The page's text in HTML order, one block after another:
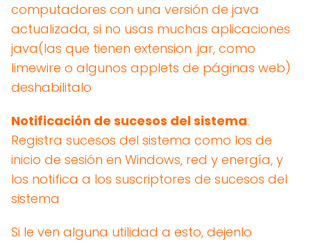
computadores con una versión de java
actualizada, si no usas muchas aplicaciones
java(las que tienen extension .jar, como
limewire o algunos applets de páginas web)
deshabilitalo
Notificación de sucesos del sistema:
Registra sucesos del sistema como los de
inicio de sesión en Windows, red y energía, y
los notifica a los suscriptores de sucesos del
sistema
Si le ven alguna utilidad a esto, dejenlo